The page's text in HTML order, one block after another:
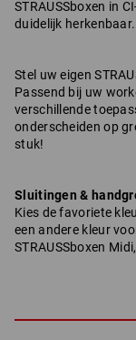
STRAUSSboxen in
duidelijk herkenbaar.
Stel uw eigen
Passend bij uw
verschillende
onderscheiden op
stuk!
Sluitingen &
Kies de favoriete
een andere kleur
STRAUSSboxen